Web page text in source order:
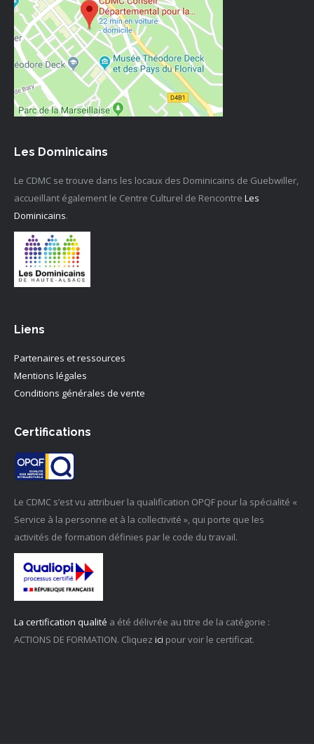
Les Dominicains
Le CDMC se trouve dans les locaux des Dominicains de Guebwiller,
accueillant également le Centre Culturel de Rencontre Les
Dominicains.
Liens
Partenaires et ressources
Mentions légales
Conditions générales de vente
Certifications
Le CDMC s’est vu attribuer la qualification OPQF pour la spécialité «
Service à la personne et à la collectivité », qui porte que les
activités de formation définies par le code du travail.
La certification qualité a été délivrée au titre de la catégorie :
ACTIONS DE FORMATION. Cliquez ici pour voir le certificat.